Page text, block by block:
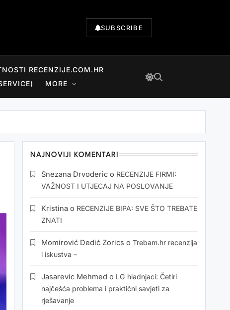
SUBSCRIBE
RECENZIJE.COM.HR
MORE
NAJNOVIJI KOMENTARI
Snezana Drvoderic o RECENZIJE FIRMI:
VAŽNOST I UTJECAJ NA POSLOVANJE
Kristina o RECENZIJE BIPA: SVE ŠTO TREBATE
ZNATI
Momirović Dedić Zorics o Trebam.hr recenzija
i iskustva –
Jasarevic Mehmed o LG hladnjaci: Četiri
najčešća problema i praktični savjeti za
rješavanje